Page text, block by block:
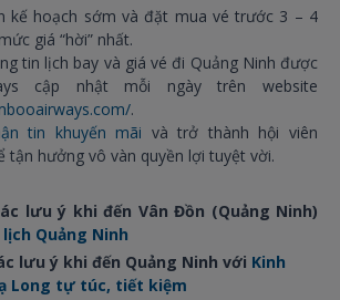
kế hoạch sớm và đặt mua vé trước 3 – 4
giá “hời” nhất.
tin lịch bay và giá vé đi Quảng Ninh được
cập nhật mỗi ngày trên website
.
tin khuyến mãi và trở thành hội viên
tận hưởng vô vàn quyền lợi tuyệt vời.
lưu ý khi đến Vân Đồn (Quảng Ninh)
Quảng Ninh
lưu ý khi đến Quảng Ninh với Kinh
Long tự túc, tiết kiệm